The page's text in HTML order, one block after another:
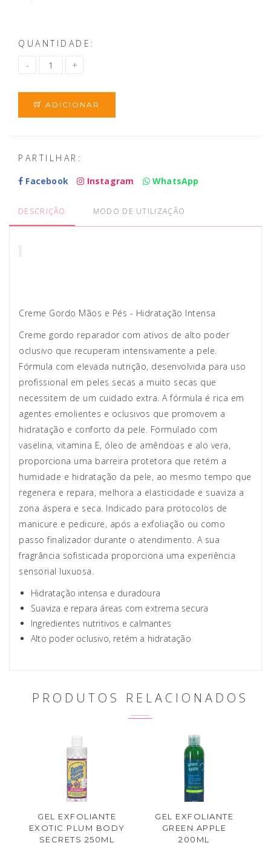
QUANTIDADE:
ADICIONAR
PARTILHAR:
Facebook
Instagram WhatsApp
DESCRIÇÃO MODO DE UTILIZAÇÃO
Creme Gordo Mãos e Pés - Hidratação Intensa
Creme gordo reparador com ativos de alto poder
oclusivo que recuperam intensivamente a pele.
Fórmula com elevada nutrição, desenvolvida para uso
profissional em peles secas a muito secas que
necessitem de um cuidado extra. A fórmula é rica em
agentes emolientes e oclusivos que promovem a
hidratação e conforto da pele. Formulado com
vaselina, vitamina E, óleo de amêndoas e alo vera,
proporciona uma barreira protetora que retém a
humidade e hidratação da pele, ao mesmo tempo que
regenera e repara, melhora a elasticidade e suaviza a
zona áspera e seca. Indicado para protocolos de
manicure e pedicure, após a exfoliação ou como
passo finalizador durante o atendimento. A sua
fragrância sofisticada proporciona uma experiência
sensorial luxuosa.
Hidratação intensa e duradoura
Suaviza e repara áreas com extrema secura
Ingredientes nutritivos e calmantes
Alto poder oclusivo, retém a hidratação
PRODUTOS RELACIONADOS
GEL EXFOLIANTE
EXOTIC PLUM BODY
SECRETS 250ML
GEL EXFOLIANTE
GREEN APPLE
200ML